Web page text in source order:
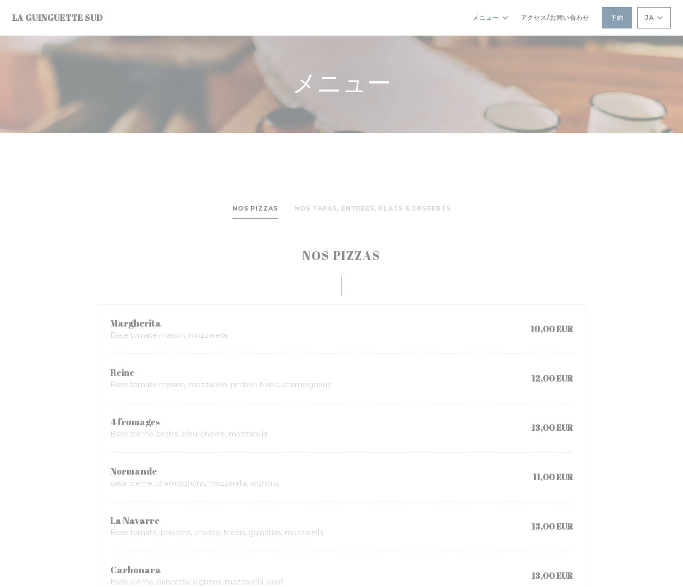
LA GUINGUETTE SUD メニュー アクセス/お問い合わせ 予約 JA
メニュー
NOS PIZZAS NOS TAPAS, ENTRÉES, PLATS & DESSERTS
NOS PIZZAS
Margherita
Base tomate maison, mozzarella
10,00 EUR
Reine
Base tomate maison, mozzarella, jambon blanc, champignons
12,00 EUR
4 fromages
Base crème, brebis, bleu, chèvre, mozzarella
13,00 EUR
Normande
base crème, champignons, mozzarella, oignons
11,00 EUR
La Navarre
Base tomate, poivrons, chorizo, brebis, guindillas, mozzarella
13,00 EUR
Carbonara
Base crème, pancetta, oignons, mozzarella, oeuf
13,00 EUR